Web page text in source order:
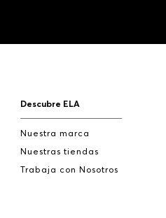
Descubre ELA
Nuestra marca
Nuestras tiendas
Trabaja con Nosotros